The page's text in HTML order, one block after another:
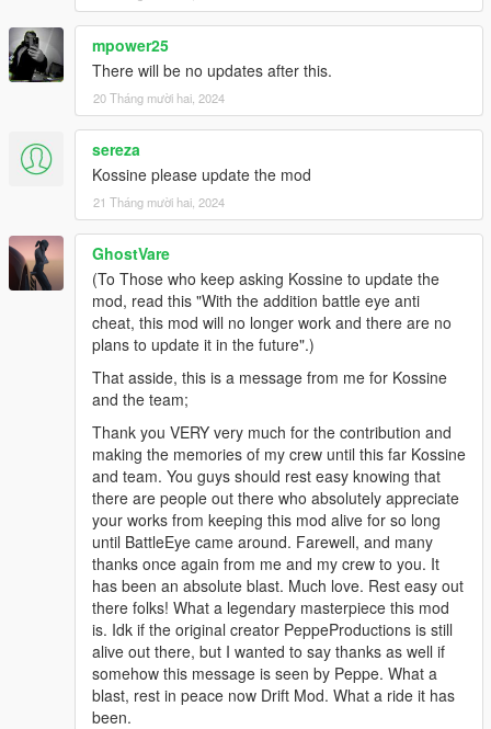
mpower25
There will be no updates after this.
20 Tháng mười hai, 2024
sereza
Kossine please update the mod
21 Tháng mười hai, 2024
GhostVare
(To Those who keep asking Kossine to update the
mod, read this "With the addition battle eye anti
cheat, this mod will no longer work and there are no
plans to update it in the future".)
That asside, this is a message from me for Kossine
and the team;
Thank you VERY very much for the contribution and
making the memories of my crew until this far Kossine
and team. You guys should rest easy knowing that
there are people out there who absolutely appreciate
your works from keeping this mod alive for so long
until BattleEye came around. Farewell, and many
thanks once again from me and my crew to you. It
has been an absolute blast. Much love. Rest easy out
there folks! What a legendary masterpiece this mod
is. Idk if the original creator PeppeProductions is still
alive out there, but I wanted to say thanks as well if
somehow this message is seen by Peppe. What a
blast, rest in peace now Drift Mod. What a ride it has
been.